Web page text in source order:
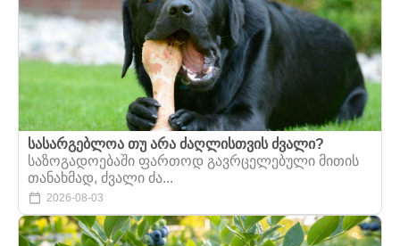
სასარგებლოა თუ არა ძაღლისთვის ძვალი?
საზოგადოებაში ფართოდ გავრცელებული მითის
თანახმად, ძვალი ძა...
2026-08-03